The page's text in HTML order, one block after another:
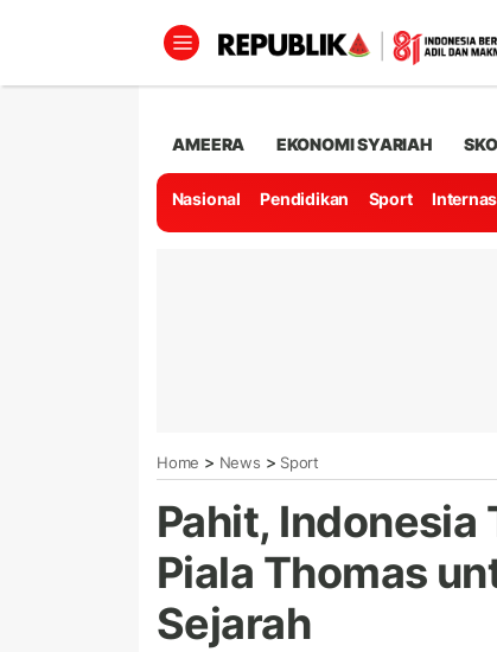
AMEERA EKONOMI SYARIAH
Nasional Pendidikan Sport
Home > News > Sport
Pahit, Indonesia
Piala Thomas
Sejarah